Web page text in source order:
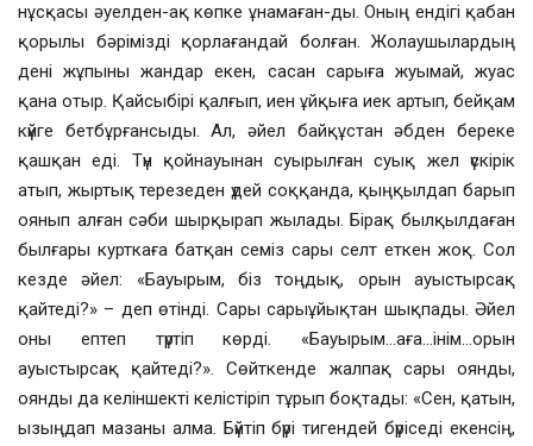
нұсқасы әуелден-ақ көпке ұнамаған-ды. Оның ендігі қабан
қорылы бәрімізді қорлағандай болған. Жолаушылардың
дені жұпыны жандар екен, сасан сарыға жуымай, жуас
қана отыр. Қайсыбірі қалғып, иен ұйқыға иек артып, бейқам
күйге бетбұрғансыды. Ал, әйел байқұстан әбден береке
қашқан еді. Түн қойнауынан суырылған суық жел үскірік
атып, жыртық терезеден үдей соққанда, қыңқылдап барып
оянып алған сәби шырқырап жылады. Бірақ былқылдаған
былғары курткаға батқан семіз сары селт еткен жоқ. Сол
кезде әйел: «Бауырым, біз тоңдық, орын ауыстырсақ
қайтеді?» – деп өтінді. Сары сарыұйықтан шықпады. Әйел
оны ептеп түртіп көрді. «Бауырым…аға…інім…орын
ауыстырсақ қайтеді?». Сөйткенде жалпақ сары оянды,
оянды да келіншекті келістіріп тұрып боқтады: «Сен, қатын,
ызыңдап мазаны алма. Бүйтіп бүрі тигендей бүріседі екенсің,